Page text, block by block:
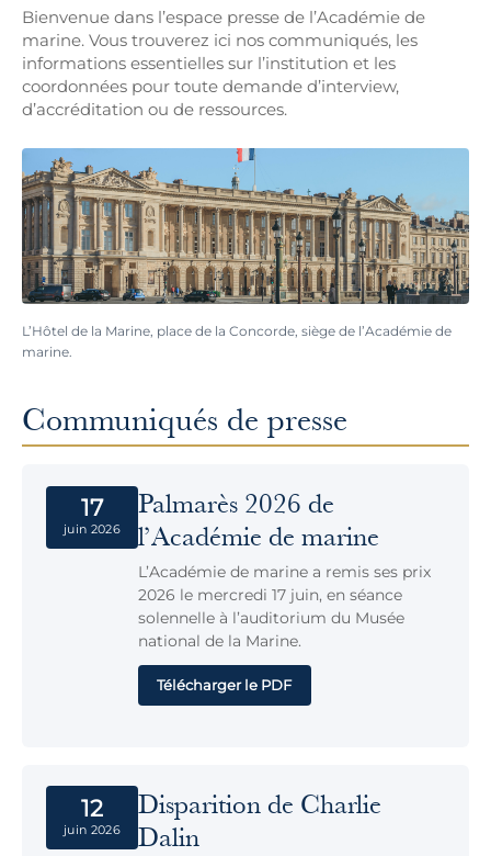
Bienvenue dans l’espace presse de l’Académie de
marine. Vous trouverez ici nos communiqués, les
informations essentielles sur l’institution et les
coordonnées pour toute demande d’interview,
d’accréditation ou de ressources.
L’Hôtel de la Marine, place de la Concorde, siège de l’Académie de
marine.
Communiqués de presse
17
juin 2026
Palmarès 2026 de
l’Académie de marine
L’Académie de marine a remis ses prix
2026 le mercredi 17 juin, en séance
solennelle à l’auditorium du Musée
national de la Marine.
Télécharger le PDF
12
juin 2026
Disparition de Charlie
Dalin